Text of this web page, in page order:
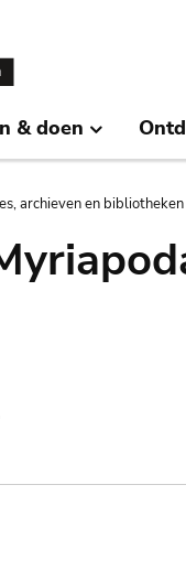
& doen
archieven en bibliotheken